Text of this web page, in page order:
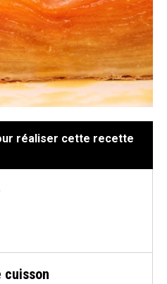
réaliser cette recette
cuisson